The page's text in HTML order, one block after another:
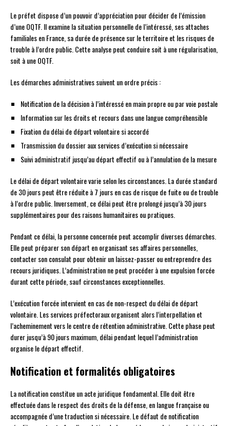
Le préfet dispose d’un pouvoir d’appréciation pour décider de l’émission
d’une OQTF. Il examine la situation personnelle de l’intéressé, ses attaches
familiales en France, sa durée de présence sur le territoire et les risques de
trouble à l’ordre public. Cette analyse peut conduire soit à une régularisation,
soit à une OQTF.
Les démarches administratives suivent un ordre précis :
Notification de la décision à l’intéressé en main propre ou par voie postale
Information sur les droits et recours dans une langue compréhensible
Fixation du délai de départ volontaire si accordé
Transmission du dossier aux services d’exécution si nécessaire
Suivi administratif jusqu’au départ effectif ou à l’annulation de la mesure
Le délai de départ volontaire varie selon les circonstances. La durée standard
de 30 jours peut être réduite à 7 jours en cas de risque de fuite ou de trouble
à l’ordre public. Inversement, ce délai peut être prolongé jusqu’à 30 jours
supplémentaires pour des raisons humanitaires ou pratiques.
Pendant ce délai, la personne concernée peut accomplir diverses démarches.
Elle peut préparer son départ en organisant ses affaires personnelles,
contacter son consulat pour obtenir un laissez-passer ou entreprendre des
recours juridiques. L’administration ne peut procéder à une expulsion forcée
durant cette période, sauf circonstances exceptionnelles.
L’exécution forcée intervient en cas de non-respect du délai de départ
volontaire. Les services préfectoraux organisent alors l’interpellation et
l’acheminement vers le centre de rétention administrative. Cette phase peut
durer jusqu’à 90 jours maximum, délai pendant lequel l’administration
organise le départ effectif.
Notification et formalités obligatoires
La notification constitue un acte juridique fondamental. Elle doit être
effectuée dans le respect des droits de la défense, en langue française ou
accompagnée d’une traduction si nécessaire. Le défaut de notification